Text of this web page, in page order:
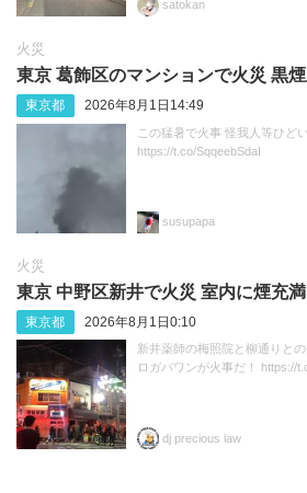
satokan
火災
東京 葛飾区のマンションで火災 黒
東京都 2026年8月1日14:49
この猛暑で火事 怪我人等ひど
https://t.co/SqqeebSdaI
susupapa
火災
東京 中野区新井で火災 室内に煙充満
東京都 2026年8月1日0:10
新井薬師の梅照院と柳通りと
ロガバワンが火事だ！ https://
dj precious law